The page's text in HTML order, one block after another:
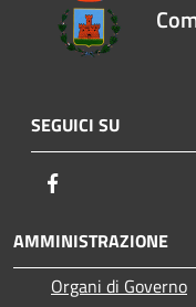
SEGUICI SU
AMMINISTRAZIONE
Organi di Governo